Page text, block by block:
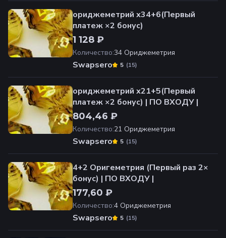
ориджеметрий х34+6(Первый
платеж ×2 бонус)
1 128 ₽
Количество:34 Ориджеметрия
Swapsero (15)
5
ориджеметрий х21+5(Первый
платеж ×2 бонус) | ПО ВХОДУ |
804,46 ₽
Количество:21 Ориджеметрия
Swapsero (15)
5
4+2 Оригеметрия (Первый раз 2×
бонус) | ПО ВХОДУ |
177,60 ₽
Количество:4 Ориджеметрия
Swapsero (15)
5